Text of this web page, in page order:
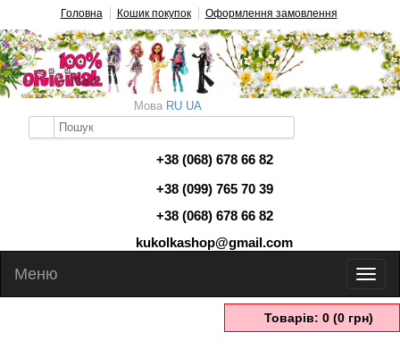
Головна Кошик покупок Оформлення замовлення
Мова RU UA
Товарів: 0 (0 грн)
+38 (068) 678 66 82
+38 (099) 765 70 39
+38 (068) 678 66 82
kukolkashop@gmail.com
Меню